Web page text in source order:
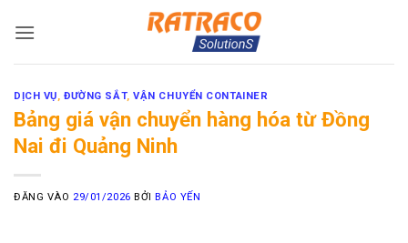
qua
DỊCH VỤ,ĐƯỜNG SẮT,VẬN CHUYỂN CONTAINER
Bảng giá vận chuyển hàng hóa từ Đồng
Nai đi Quảng Ninh
ĐĂNG VÀO 29/01/2026 BỞIBẢO YẾN